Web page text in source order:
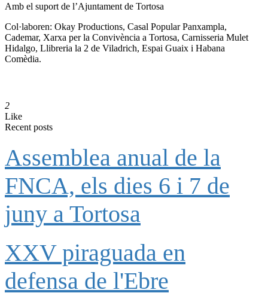
Amb el suport de l’Ajuntament de Tortosa
Col·laboren: Okay Productions, Casal Popular Panxampla,
Cademar, Xarxa per la Convivència a Tortosa, Carnisseria Mulet
Hidalgo, Llibreria la 2 de Viladrich, Espai Guaix i Habana
Comèdia.
2
Like
Recent posts
Assemblea anual de la
FNCA, els dies 6 i 7 de
juny a Tortosa
XXV piraguada en
defensa de l'Ebre